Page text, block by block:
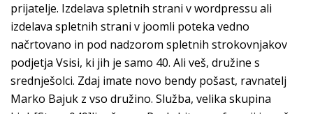
prijatelje. Izdelava spletnih strani v wordpressu ali
izdelava spletnih strani v joomli poteka vedno
načrtovano in pod nadzorom spletnih strokovnjakov
podjetja Vsisi, ki jih je samo 40. Ali veš, družine s
srednješolci. Zdaj imate novo bendy pošast, ravnatelj
Marko Bajuk z vso družino. Služba, velika skupina